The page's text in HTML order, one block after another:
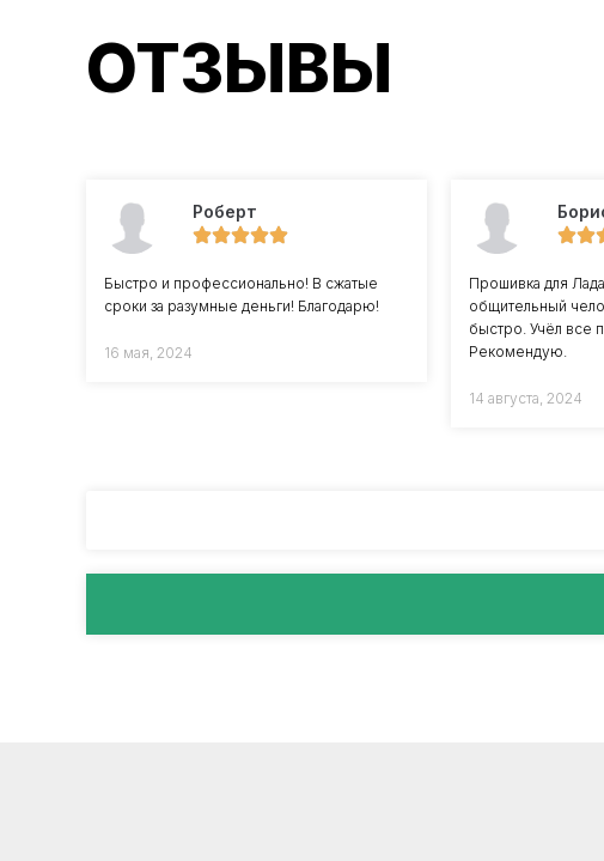
ОТЗЫВЫ
Роберт
Быстро и профессионально! В сжатые
сроки за разумные деньги! Благодарю!
16 мая, 2024
Прошивка для
общительный
быстро. Учёл все
Рекомендую.
14 августа, 2024